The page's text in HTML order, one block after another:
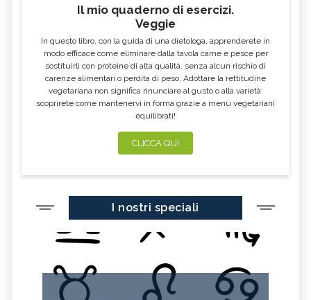
Il mio quaderno di esercizi.
Veggie
In questo libro, con la guida di una dietologa, apprenderete in
modo efficace come eliminare dalla tavola carne e pesce per
sostituirli con proteine di alta qualità, senza alcun rischio di
carenze alimentari o perdita di peso. Adottare la rettitudine
vegetariana non significa rinunciare al gusto o alla varietà:
scoprirete come mantenervi in forma grazie a menu vegetariani
equilibrati!
CLICCA QUI
I nostri speciali